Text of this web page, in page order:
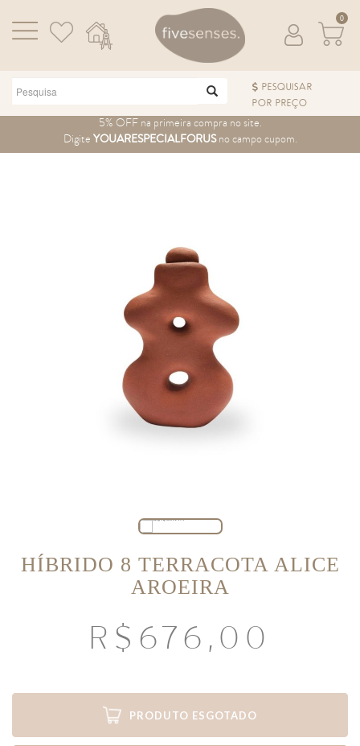
Pular para o conteúdo5% OFF na primeira compra no site.
Digite YOUARESPECIALFORUSno campo cupom.
0
PESQUISAR
POR PREÇO
HÍBRIDO 8 TERRACOTA ALICE
AROEIRA
R$ 676,00
PRODUTO ESGOTADO